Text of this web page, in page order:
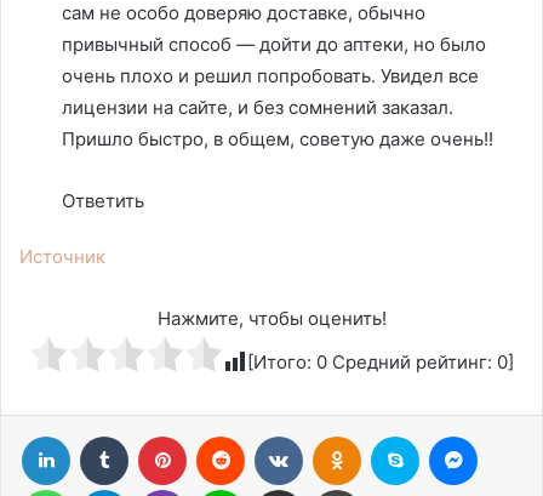
сам не особо доверяю доставке, обычно
привычный способ — дойти до аптеки, но было
очень плохо и решил попробовать. Увидел все
лицензии на сайте, и без сомнений заказал.
Пришло быстро, в общем, советую даже очень!!
Ответить
Источник
Нажмите, чтобы оценить!
[Итого: 0 Средний рейтинг: 0]
LinkedIn Tumblr Pinterest Reddit ВконтактеОдноклассники
Skype
WhatsAppTelegram Viber Line Поделиться через электронную почту Печатать